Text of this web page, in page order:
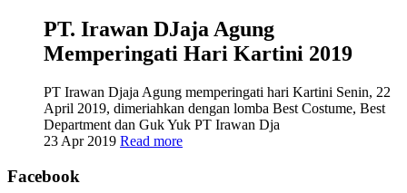
PT. Irawan DJaja Agung
Memperingati Hari Kartini 2019
PT Irawan Djaja Agung memperingati hari Kartini Senin, 22
April 2019, dimeriahkan dengan lomba Best Costume, Best
Department dan Guk Yuk PT Irawan Dja
23 Apr 2019 Read more
Facebook